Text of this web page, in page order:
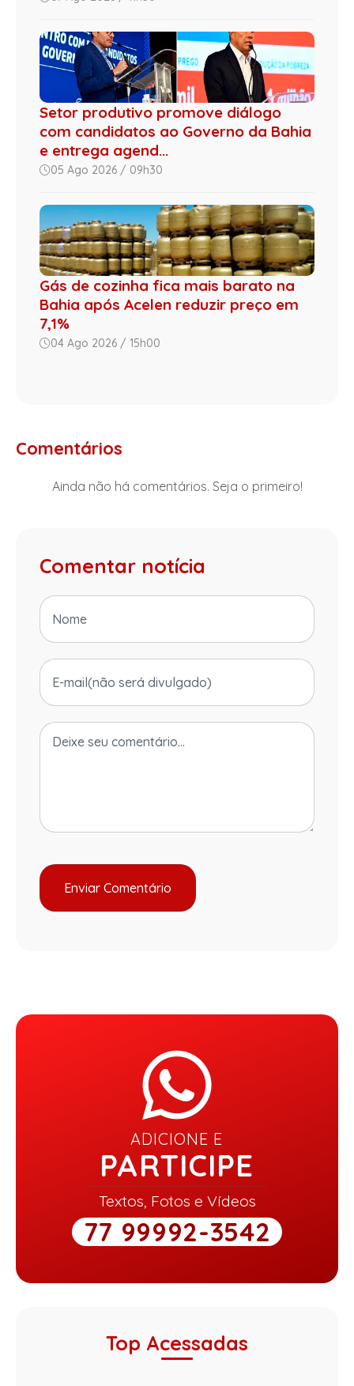
Setor produtivo promove diálogo
com candidatos ao Governo da Bahia
e entrega agend...
05 Ago 2026 / 09h30
Gás de cozinha fica mais barato na
Bahia após Acelen reduzir preço em
7,1%
04 Ago 2026 / 15h00
Comentários
Ainda não há comentários. Seja o primeiro!
Comentar notícia
ADICIONE E
PARTICIPE
Textos, Fotos e Vídeos
77 99992-3542
Top Acessadas